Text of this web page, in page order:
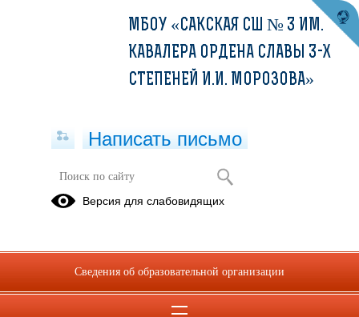
МБОУ «САКСКАЯ СШ № 3 ИМ.
КАВАЛЕРА ОРДЕНА СЛАВЫ 3-Х
СТЕПЕНЕЙ И.И. МОРОЗОВА»
Написать письмо
Версия для слабовидящих
Сведения об образовательной организации